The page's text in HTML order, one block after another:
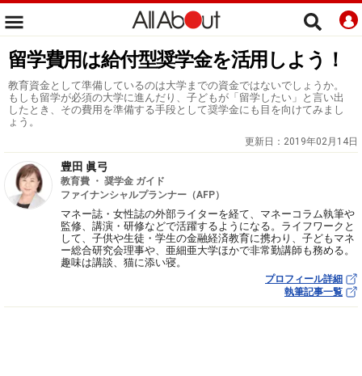
留学費用は給付型奨学金を活用しよう！
教育資金として準備しているのは大学までの資金ではないでしょうか。
もしも留学が必須の大学に進んだり、子どもが「留学したい」と言い出
したとき、その費用を準備する手段として奨学金にも目を向けてみまし
ょう。
更新日： 2019年02月14日
豊田 眞弓
教育費 ・ 奨学金 ガイド
ファイナンシャルプランナー（AFP）
マネー誌・女性誌の外部ライターを経て、マネーコラム執筆や
監修、講演・研修などで活躍するようになる。ライフワークと
して、子供や生徒・学生の金融経済教育に携わり、子どもマネ
ー総合研究会理事や、亜細亜大学ほかで非常勤講師も務める。
趣味は講談、猫に添い寝。
プロフィール詳細
執筆記事一覧